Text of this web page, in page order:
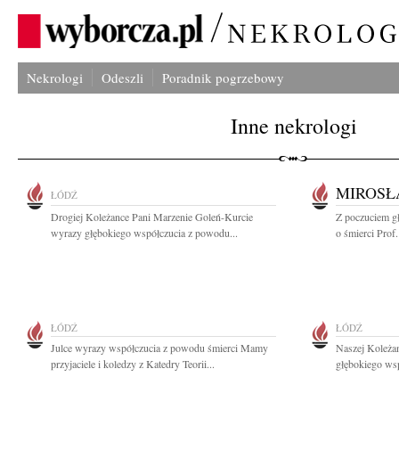
Nekrologi Odeszli Poradnik pogrzebowy
Inne nekrologi
ŁÓDŹ
Drogiej Koleżance Pani Marzenie Goleń-Kurcie
wyrazy głębokiego współczucia z powodu...
Z poczuciem
o śmierci
ŁÓDŹ
Julce wyrazy współczucia z powodu śmierci Mamy
przyjaciele i koledzy z Katedry Teorii...
ŁÓDŹ
Naszej
głębokiego